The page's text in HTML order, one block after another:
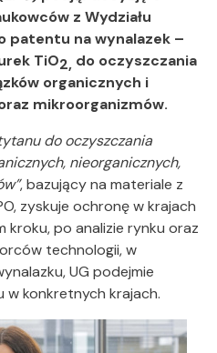
z Wydziału
patentu na wynalazek –
TiO2, do oczyszczania
organicznych i
mikroorganizmów.
do oczyszczania
nieorganicznych,
, bazujący na materiale z
zyskuje ochronę w krajach
kroku, po analizie rynku oraz
technologii, w
UG podejmie
konkretnych krajach.